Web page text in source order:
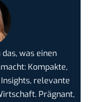
was einen
Kompakte,
relevante
Prägnant,